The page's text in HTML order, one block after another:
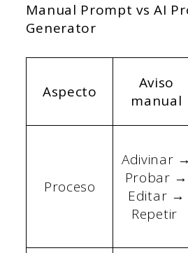
Manual Prompt vs AI
Generator
Aspecto
Aviso
manual
Proceso
Adivinar →
Probar →
Editar →
Repetir